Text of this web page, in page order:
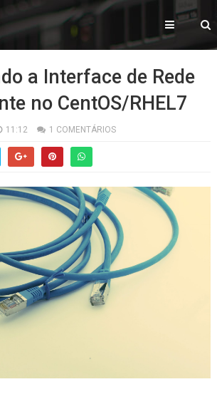
a Interface de Rede
no CentOS/RHEL7
11:12 1 COMENTÁRIOS